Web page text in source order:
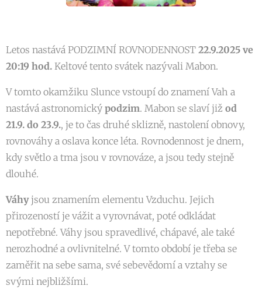
Letos nastává PODZIMNÍ ROVNODENNOST 22.9.2025 ve
20:19 hod. Keltové tento svátek nazývali Mabon.
V tomto okamžiku Slunce vstoupí do znamení Vah a
nastává astronomický podzim. Mabon se slaví již od
21.9. do 23.9., je to čas druhé sklizně, nastolení obnovy,
rovnováhy a oslava konce léta. Rovnodennost je dnem,
kdy světlo a tma jsou v rovnováze, a jsou tedy stejně
dlouhé.
Váhyjsou znamením elementu Vzduchu. Jejich
přirozeností je vážit a vyrovnávat, poté odkládat
nepotřebné. Váhy jsou spravedlivé, chápavé, ale také
nerozhodné a ovlivnitelné. V tomto období je třeba se
zaměřit na sebe sama, své sebevědomí a vztahy se
svými nejbližšími.